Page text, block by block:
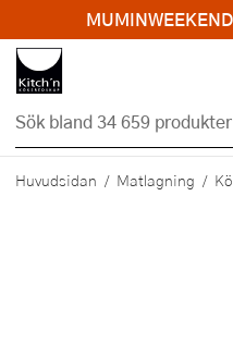
Hopp till huvudinnehållet
Huvudsidan Matlagning